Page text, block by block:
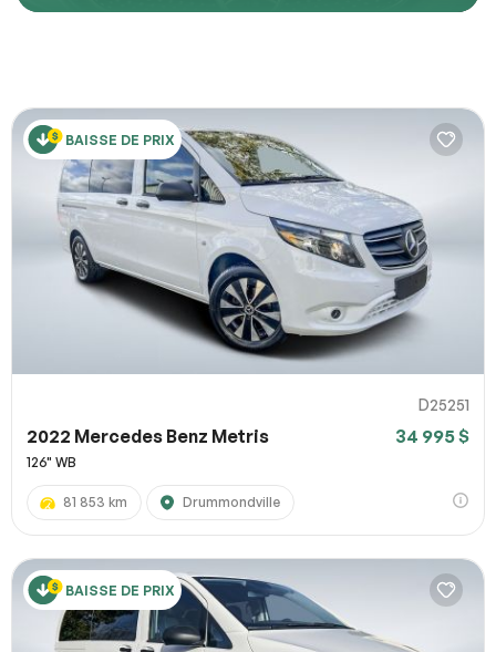
BAISSE DE PRIX
D25251
2022 Mercedes Benz Metris 34 995 $
126" WB
81 853 km Drummondville
BAISSE DE PRIX
100% SÉCURITAIRE
Soumettre
URL de la page
URL de capture d`écran
Partagez un lien vers une capture d`écran ou une vidéo
illustrant le problème (facultatif). Vous pouvez importer
votre fichier sur des services comme Google Drive,
Dropbox, Imgur ou OneDrive et coller le lien ici.